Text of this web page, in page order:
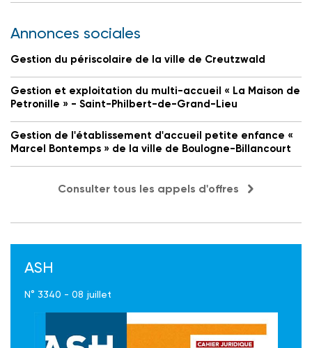
Annonces sociales
Gestion du périscolaire de la ville de Creutzwald
Gestion et exploitation du multi-accueil « La Maison de
Petronille » - Saint-Philbert-de-Grand-Lieu
Gestion de l'établissement d'accueil petite enfance «
Marcel Bontemps » de la ville de Boulogne-Billancourt
Consulter tous les appels d'offres
ASH
N° 3340 - 08 juillet